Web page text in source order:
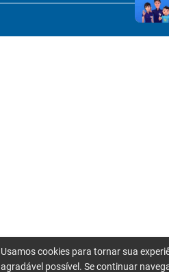
Usamos cookies para tornar sua
agradável possível. Se continuar